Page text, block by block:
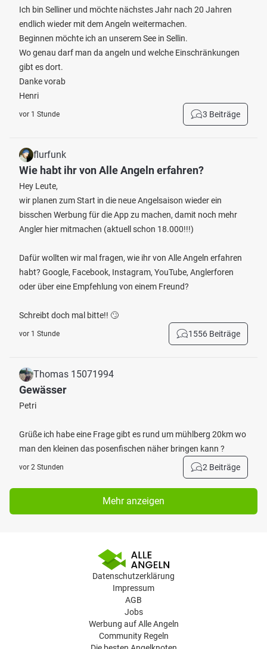
Ich bin Selliner und möchte nächstes Jahr nach 20 Jahren
endlich wieder mit dem Angeln weitermachen.
Beginnen möchte ich an unserem See in Sellin.
Wo genau darf man da angeln und welche Einschränkungen
gibt es dort.
Danke vorab
Henri
vor 1 Stunde 3 Beiträge
flurfunk
Wie habt ihr von Alle Angeln erfahren?
Hey Leute,
wir planen zum Start in die neue Angelsaison wieder ein
bisschen Werbung für die App zu machen, damit noch mehr
Angler hier mitmachen (aktuell schon 18.000!!!)
Dafür wollten wir mal fragen, wie ihr von Alle Angeln erfahren
habt? Google, Facebook, Instagram, YouTube, Anglerforen
oder über eine Empfehlung von einem Freund?
Schreibt doch mal bitte!! 🙄
vor 1 Stunde 1556 Beiträge
Thomas 15071994
Gewässer
Petri
Grüße ich habe eine Frage gibt es rund um mühlberg 20km wo
man den kleinen das posenfischen näher bringen kann ?
vor 2 Stunden 2 Beiträge
Mehr anzeigen
Datenschutzerklärung
Impressum
AGB
Jobs
Werbung auf Alle Angeln
Community Regeln